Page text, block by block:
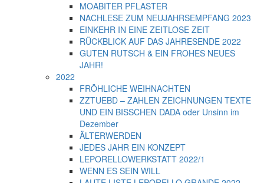
MOABITER PFLASTER
NACHLESE ZUM NEUJAHRSEMPFANG 2023
EINKEHR IN EINE ZEITLOSE ZEIT
RÜCKBLICK AUF DAS JAHRESENDE 2022
GUTEN RUTSCH & EIN FROHES NEUES
JAHR!
2022
FRÖHLICHE WEIHNACHTEN
ZZTUEBD – ZAHLEN ZEICHNUNGEN TEXTE
UND EIN BISSCHEN DADA oder Unsinn im
Dezember
ÄLTERWERDEN
JEDES JAHR EIN KONZEPT
LEPORELLOWERKSTATT 2022/1
WENN ES SEIN WILL